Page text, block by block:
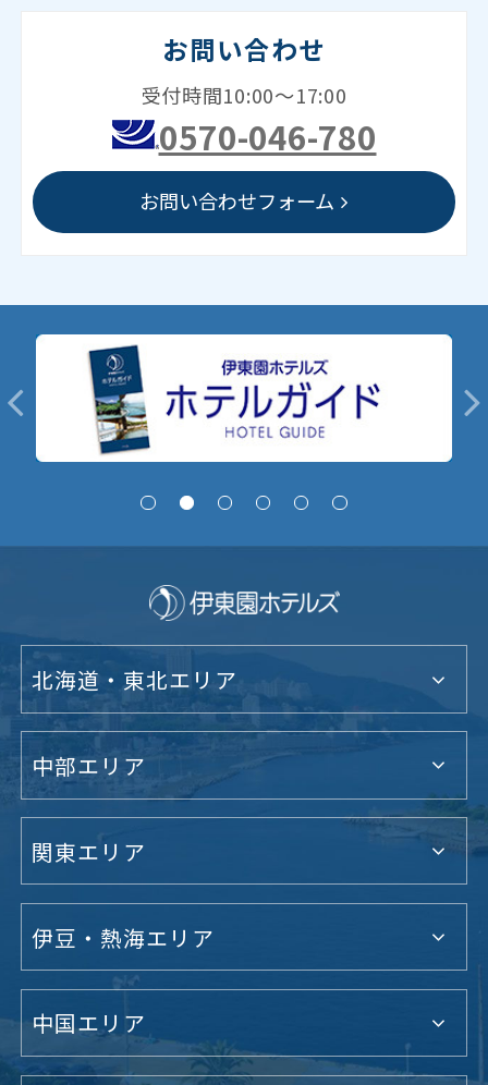
お問い合わせ
受付時間10:00～17:00
0570-046-780
お問い合わせフォーム
北海道・東北エリア
中部エリア
関東エリア
伊豆・熱海エリア
中国エリア